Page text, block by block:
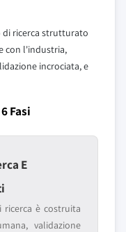
di ricerca strutturato
con l'industria,
incrociata, e
Fasi
E
è costruita
validazione